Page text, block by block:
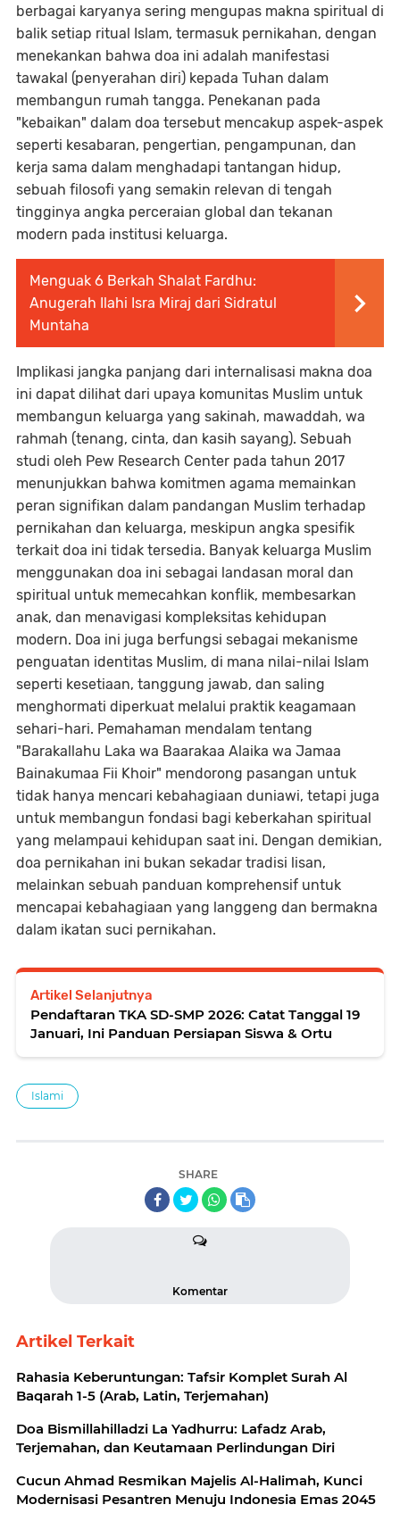
berbagai karyanya sering mengupas makna spiritual di
balik setiap ritual Islam, termasuk pernikahan, dengan
menekankan bahwa doa ini adalah manifestasi
tawakal (penyerahan diri) kepada Tuhan dalam
membangun rumah tangga. Penekanan pada
"kebaikan" dalam doa tersebut mencakup aspek-aspek
seperti kesabaran, pengertian, pengampunan, dan
kerja sama dalam menghadapi tantangan hidup,
sebuah filosofi yang semakin relevan di tengah
tingginya angka perceraian global dan tekanan
modern pada institusi keluarga.
Menguak 6 Berkah Shalat Fardhu:
Anugerah Ilahi Isra Miraj dari Sidratul
Muntaha
Implikasi jangka panjang dari internalisasi makna doa
ini dapat dilihat dari upaya komunitas Muslim untuk
membangun keluarga yang sakinah, mawaddah, wa
rahmah (tenang, cinta, dan kasih sayang). Sebuah
studi oleh Pew Research Center pada tahun 2017
menunjukkan bahwa komitmen agama memainkan
peran signifikan dalam pandangan Muslim terhadap
pernikahan dan keluarga, meskipun angka spesifik
terkait doa ini tidak tersedia. Banyak keluarga Muslim
menggunakan doa ini sebagai landasan moral dan
spiritual untuk memecahkan konflik, membesarkan
anak, dan menavigasi kompleksitas kehidupan
modern. Doa ini juga berfungsi sebagai mekanisme
penguatan identitas Muslim, di mana nilai-nilai Islam
seperti kesetiaan, tanggung jawab, dan saling
menghormati diperkuat melalui praktik keagamaan
sehari-hari. Pemahaman mendalam tentang
"Barakallahu Laka wa Baarakaa Alaika wa Jamaa
Bainakumaa Fii Khoir" mendorong pasangan untuk
tidak hanya mencari kebahagiaan duniawi, tetapi juga
untuk membangun fondasi bagi keberkahan spiritual
yang melampaui kehidupan saat ini. Dengan demikian,
doa pernikahan ini bukan sekadar tradisi lisan,
melainkan sebuah panduan komprehensif untuk
mencapai kebahagiaan yang langgeng dan bermakna
dalam ikatan suci pernikahan.
Artikel Selanjutnya
Pendaftaran TKA SD-SMP 2026: Catat Tanggal 19
Januari, Ini Panduan Persiapan Siswa & Ortu
Islami
SHARE
Komentar
Artikel Terkait
Rahasia Keberuntungan: Tafsir Komplet Surah Al
Baqarah 1-5 (Arab, Latin, Terjemahan)
Doa Bismillahilladzi La Yadhurru: Lafadz Arab,
Terjemahan, dan Keutamaan Perlindungan Diri
Cucun Ahmad Resmikan Majelis Al-Halimah, Kunci
Modernisasi Pesantren Menuju Indonesia Emas 2045